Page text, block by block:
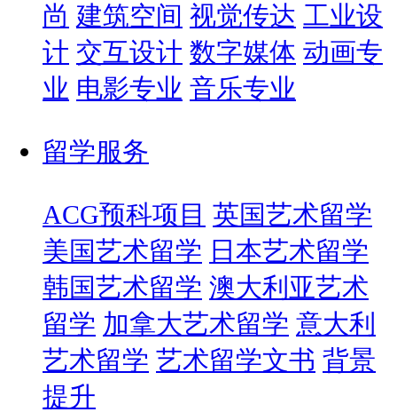
尚 建筑空间 视觉传达 工业设
计 交互设计 数字媒体 动画专
业 电影专业 音乐专业
留学服务
ACG预科项目 英国艺术留学
美国艺术留学 日本艺术留学
韩国艺术留学 澳大利亚艺术
留学 加拿大艺术留学 意大利
艺术留学 艺术留学文书 背景
提升